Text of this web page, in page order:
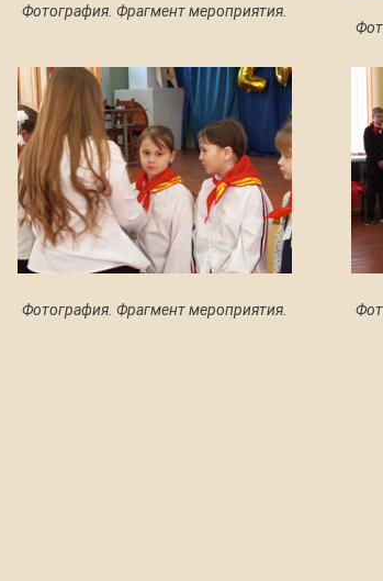
Фотография. Фрагмент мероприятия.
Фотография. Фрагмент мероприятия.